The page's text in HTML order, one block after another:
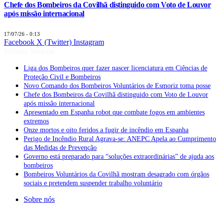
Chefe dos Bombeiros da Covilhã distinguido com Voto de Louvor
após missão internacional
17/07/26 - 0:13
Facebook X (Twitter) Instagram
Liga dos Bombeiros quer fazer nascer licenciatura em Ciências de
Proteção Civil e Bombeiros
Novo Comando dos Bombeiros Voluntários de Esmoriz toma posse
Chefe dos Bombeiros da Covilhã distinguido com Voto de Louvor
após missão internacional
Apresentado em Espanha robot que combate fogos em ambientes
extremos
Onze mortos e oito feridos a fugir de incêndio em Espanha
Perigo de Incêndio Rural Agrava-se: ANEPC Apela ao Cumprimento
das Medidas de Prevenção
Governo está preparado para “soluções extraordinárias” de ajuda aos
bombeiros
Bombeiros Voluntários da Covilhã mostram desagrado com órgãos
sociais e pretendem suspender trabalho voluntário
Sobre nós